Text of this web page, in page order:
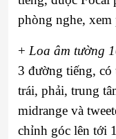
phòng nghe,
+ Loa âm tường
3 đường tiếng,
trái, phải, trung
midrange và
chỉnh góc lên tới